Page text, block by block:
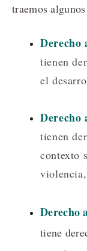
traemos
Derecho
tienen
el
Derecho
tienen
contexto
Derecho
tiene